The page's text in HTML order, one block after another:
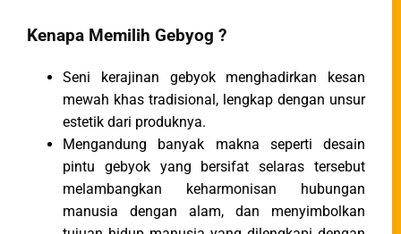
Kenapa Memilih Gebyog ?
Seni kerajinan gebyok menghadirkan kesan
mewah khas tradisional, lengkap dengan unsur
estetik dari produknya.
Mengandung banyak makna seperti desain
pintu gebyok yang bersifat selaras tersebut
melambangkan keharmonisan hubungan
manusia dengan alam, dan menyimbolkan